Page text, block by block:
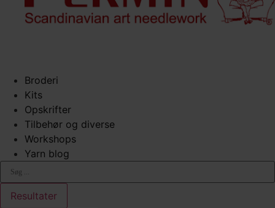
Broderi
Kits
Opskrifter
Tilbehør og diverse
Workshops
Yarn blog
Search
Resultater